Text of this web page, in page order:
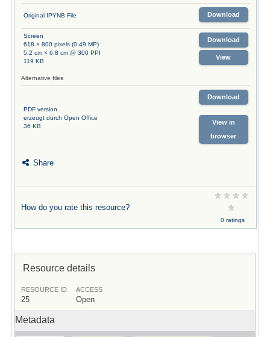
Original IPYNB File Download
Screen
618 × 800 pixels (0.49 MP)
5.2 cm × 6.8 cm @ 300 PPI
119 KB
Download
View
Alternative files
PDF version
erzeugt durch Open Office
36 KB
Download
View in
browser
Share
How do you rate this resource?
0 ratings
Resource details
RESOURCE ID
25
ACCESS
Open
Metadata